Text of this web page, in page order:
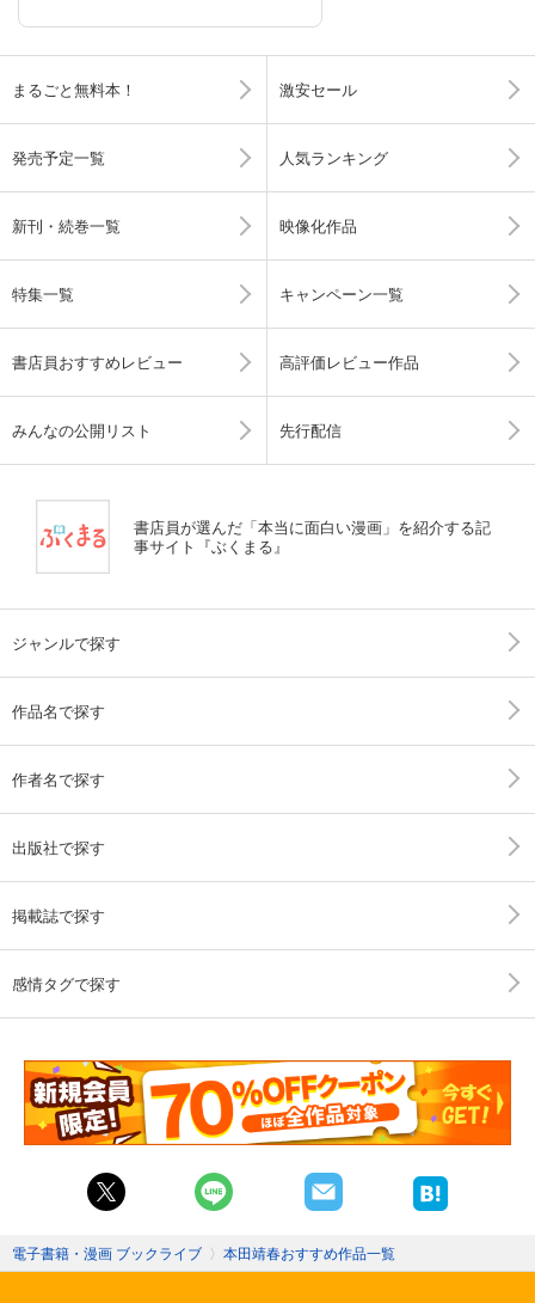
まるごと無料本！ 激安セール
発売予定一覧 人気ランキング
新刊・続巻一覧 映像化作品
特集一覧 キャンペーン一覧
書店員おすすめレビュー 高評価レビュー作品
みんなの公開リスト 先行配信
書店員が選んだ「本当に面白い漫画」を紹介する記
事サイト『ぶくまる』
ジャンルで探す
作品名で探す
作者名で探す
出版社で探す
掲載誌で探す
感情タグで探す
電子書籍・漫画 ブックライブ 〉 本田靖春おすすめ作品一覧